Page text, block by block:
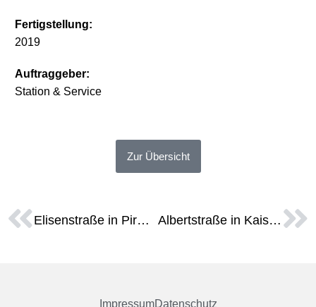
Fertigstellung:
2019
Auftraggeber:
Station & Service
Zur Übersicht
Elisenstraße in Pirmasens Albertstraße in Kaiserslautern
ImpressumDatenschutz